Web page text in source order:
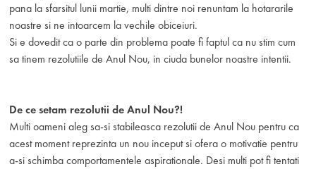
pana la sfarsitul lunii martie, multi dintre noi renuntam la hotararile
noastre si ne intoarcem la vechile obiceiuri.
Si e dovedit ca o parte din problema poate fi faptul ca nu stim cum
sa tinem rezolutiile de Anul Nou, in ciuda bunelor noastre intentii.
De ce setam rezolutii de Anul Nou?!
Multi oameni aleg sa-si stabileasca rezolutii de Anul Nou pentru ca
acest moment reprezinta un nou inceput si ofera o motivatie pentru
a-si schimba comportamentele aspirationale. Desi multi pot fi tentati